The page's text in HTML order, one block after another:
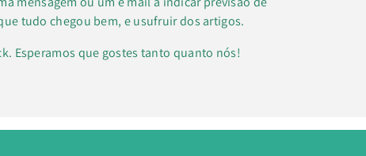
tudo chegou bem, e usufruir dos artigos.
Esperamos que gostes tanto quanto nós!